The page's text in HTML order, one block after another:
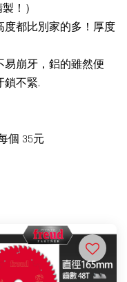
！）
都比別家的多！厚度
易崩牙，鋁的雖然便
鎖不緊.
個 35元